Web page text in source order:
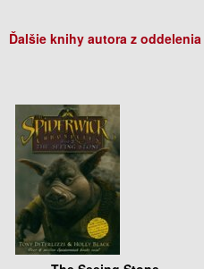
Ďalšie knihy autora z oddelenia